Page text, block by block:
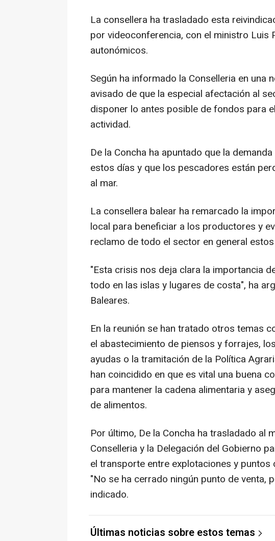
La consellera ha trasladado esta
por videoconferencia, con el ministro Luis
autonómicos.
Según ha informado la Conselleria en una
avisado de que la especial afectación al
disponer lo antes posible de fondos para
actividad.
De la Concha ha apuntado que la
estos días y que los pescadores están
al mar.
La consellera balear ha remarcado la
local para beneficiar a los productores y
reclamo de todo el sector en general
"Esta crisis nos deja clara la importancia
todo en las islas y lugares de costa", ha
Baleares.
En la reunión se han tratado otros temas
el abastecimiento de piensos y forrajes,
ayudas o la tramitación de la Política
han coincidido en que es vital una buena
para mantener la cadena alimentaria y
de alimentos.
Por último, De la Concha ha trasladado al
Conselleria y la Delegación del Gobierno
el transporte entre explotaciones y
"No se ha cerrado ningún punto de venta,
indicado.
Últimas noticias sobre estos temas